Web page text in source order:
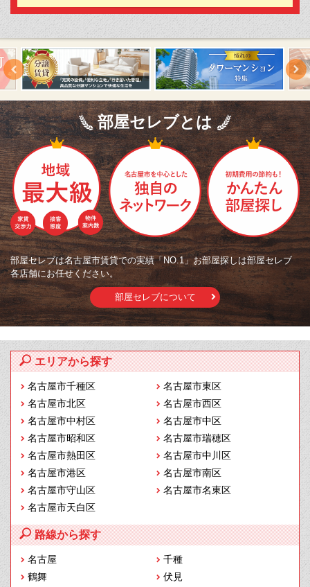
部屋セレブとは
部屋セレブは名古屋市賃貸での実績「NO.1」お部屋探しは部屋セレブ
各店舗にお任せください。
部屋セレブについて
エリアから探す
名古屋市千種区
名古屋市東区
名古屋市北区
名古屋市西区
名古屋市中村区
名古屋市中区
名古屋市昭和区
名古屋市瑞穂区
名古屋市熱田区
名古屋市中川区
名古屋市港区
名古屋市南区
名古屋市守山区
名古屋市名東区
名古屋市天白区
路線から探す
名古屋
千種
鶴舞
伏見